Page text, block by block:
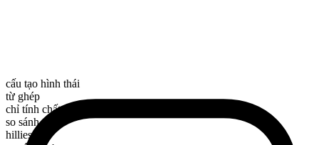
cấu tạo hình thái
từ ghép
chỉ tính chất
so sánh nhất
hilliest